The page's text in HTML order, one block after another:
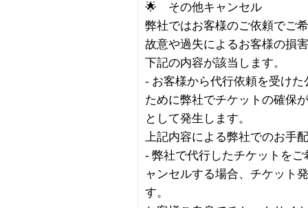
🌟 その他キャンセル
弊社ではお客様のご依頼でご
故意や過失によるお客様の損
下記の内容が該当します。
- お客様から代行依頼を受け
ために弊社でチケットの確保
として発生します。
上記内容による弊社でのお手
- 弊社で代行したチケットを
ャンセルする場合、チケット
す。